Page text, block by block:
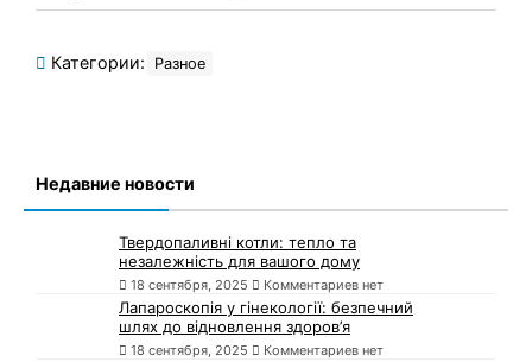
Категории: Разное
Недавние новости
Твердопаливні котли: тепло та
незалежність для вашого дому
18 сентября, 2025 Комментариев нет
Лапароскопія у гінекології: безпечний
шлях до відновлення здоров’я
18 сентября, 2025 Комментариев нет